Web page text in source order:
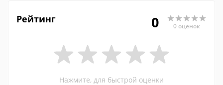
Рейтинг 0 0 оценок
Нажмите, для быстрой оценки